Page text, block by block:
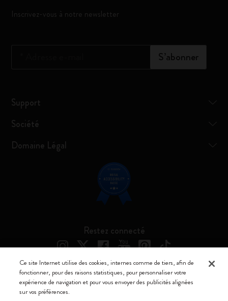
Inscrivez-vous à notre newsletter
S’abonner
Support
Société
Domaine Légal
Restez connecté
Moleskine ® est une marque enregistrée de Moleskine Srl a socio unico
Ce site Internet utilise des cookies, internes comme de tiers, afin de
fonctionner, pour des raisons statistiques, pour personnaliser votre
expérience de navigation et pour vous envoyer des publicités alignées
sur vos préférences.